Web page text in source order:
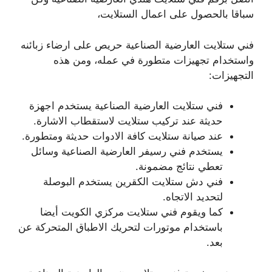
سباقا بالحصول على اعمال الستلايت،
فني ستلايت العارضية الصناعية حريص على ارضاء زبائنه
واستخدام تجهيزات متطورة في عمله، ومن هذه
التجهيزات:
فني ستلايت العارضية الصناعية يستخدم اجهزة
حديثة عند تركيب ستلايت لاستقطاب الاشارة.
عند صيانة ستلايت كافة الادوات حديثة ومتطورة.
يستخدم فني رسيفر العارضية الصناعية وسائل
تعطي نتائج مضمونة.
فني دش ستلايت الكقرين يستخدم البوصلة
لتحديد الاتجاه.
كما ويقوم فني ستلايت مركزي الكويت أيضا
باستخدام موتورات لتحريك الاطباق المتحركة عن
بعد.